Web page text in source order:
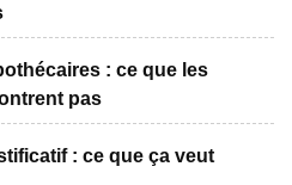
: ce que les
pas
: ce que ça veut